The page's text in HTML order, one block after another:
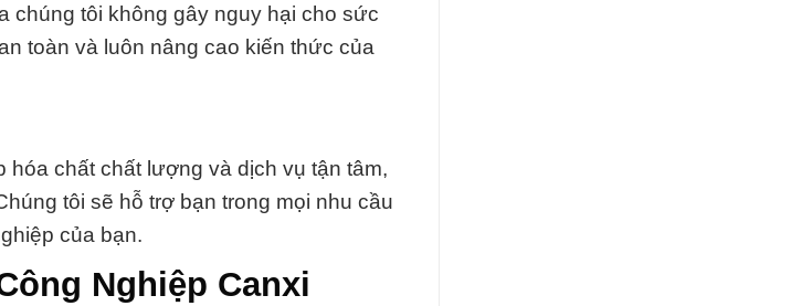
chúng tôi không gây nguy hại cho sức
toàn và luôn nâng cao kiến thức của
hóa chất chất lượng và dịch vụ tận tâm,
tôi sẽ hỗ trợ bạn trong mọi nhu cầu
của bạn.
Nghiệp Canxi